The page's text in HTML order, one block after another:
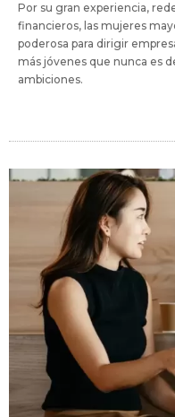
Por su gran experiencia,
financieros, las mujeres
poderosa para dirigir
más jóvenes que nunca es
ambiciones.